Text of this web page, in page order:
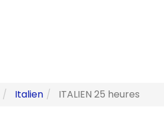
Italien ITALIEN 25 heures